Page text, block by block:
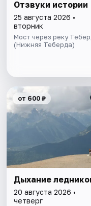
Отзвуки истории
25 августа 2026 •
вторник
Мост через реку
(Нижняя Теберда)
от 600 ₽
Дыхание
20 августа 2026 •
четверг